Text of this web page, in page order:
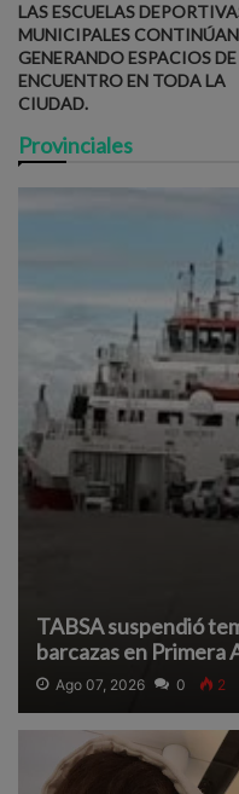
LAS ESCUELAS
MUNICIPALES CONTINÚAN
GENERANDO ESPACIOS DE
ENCUENTRO EN TODA LA
CIUDAD.
Provinciales
TABSA suspendió
barcazas en Primera
densa neblina que
navegación segura.
Ago 07, 2026 0 2